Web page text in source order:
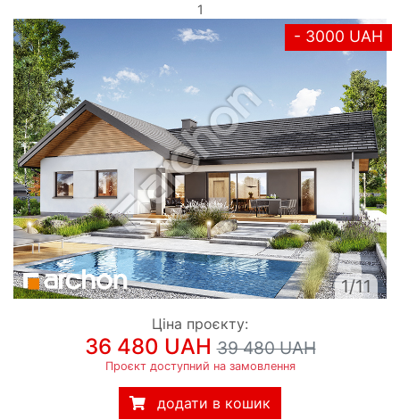
1
- 3000 UAH
1/11
Ціна проєкту:
36 480 UAH39 480 UAH
Проєкт доступний на замовлення
додати в кошик